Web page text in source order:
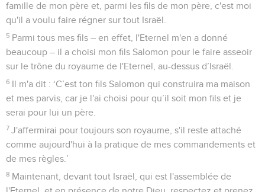
famille de mon père et, parmi les fils de mon père, c'est moi
qu'il a voulu faire régner sur tout Israël.
5 Parmi tous mes fils – en effet, l'Eternel m'en a donné
beaucoup – il a choisi mon fils Salomon pour le faire asseoir
sur le trône du royaume de l'Eternel, au-dessus d’Israël.
6 Il m'a dit : ‘C’est ton fils Salomon qui construira ma maison
et mes parvis, car je l'ai choisi pour qu’il soit mon fils et je
serai pour lui un père.
7 J'affermirai pour toujours son royaume, s'il reste attaché
comme aujourd'hui à la pratique de mes commandements et
de mes règles.’
8 Maintenant, devant tout Israël, qui est l'assemblée de